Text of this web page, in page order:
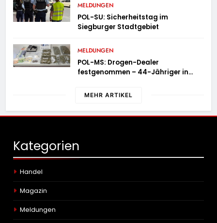
MELDUNGEN
POL-SU: Sicherheitstag im
Siegburger Stadtgebiet
MELDUNGEN
POL-MS: Drogen-Dealer
festgenommen – 44-Jähriger in
MEHR ARTIKEL
Kategorien
Handel
Magazin
Meldungen